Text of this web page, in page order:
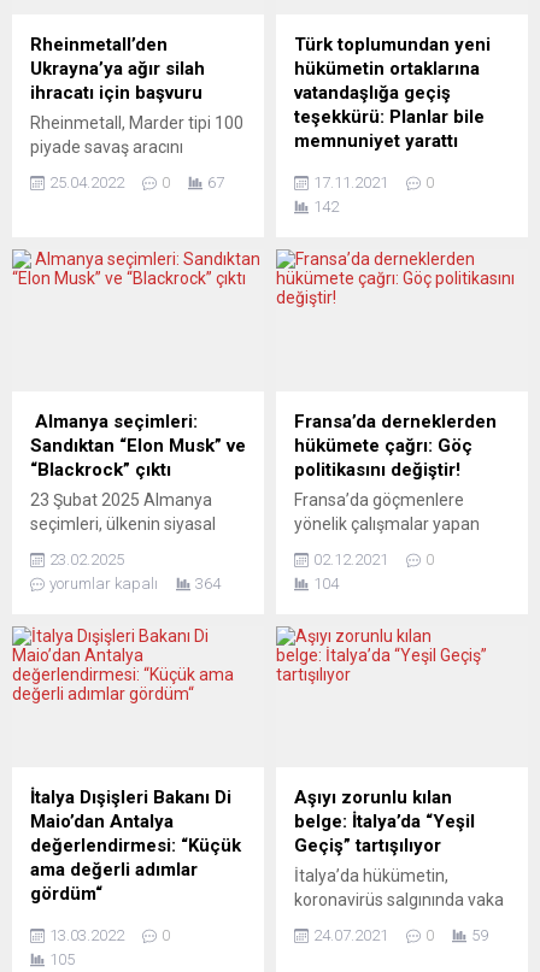
Rheinmetall’den
Ukrayna’ya ağır silah
ihracatı için başvuru
Rheinmetall, Marder tipi 100
piyade savaş aracını
hükümetten onay istedi.
silah gönderme konusunda
net bir duruş sergilemesini
Marder tipi 100 eski piyade
savaş aracını Ukrayna’ya
ihraç...
25.04.2022 0 67
Türk toplumundan yeni
hükümetin ortaklarına
vatandaşlığa geçiş
teşekkürü: Planlar bile
memnuniyet yarattı
toplumu (TBB) gelecek
hafta koalisyon sözleşmesi
gelecekteli hükümet
ortaklarına vatandaşlığa
koalisyon ortaklarının
önümüzdeki yıllarda, önceki
yıllara kıyasla çok daha fazla
kişiyi vatandaşlığa almak
istemelerini memnuniyetle
karşılıyoruz” ifadesine yer
verdi. TBB sözcüsü Safter
Çınar, şu açıklamalarda...
17.11.2021
0
142
Almanya seçimleri:
Sandıktan “Elon Musk” ve
“Blackrock” çıktı
23 Şubat 2025 Almanya
seçimleri, ülkenin siyasal
bir tablo ortaya koydu.
Seçmen, hem sağa hem de
şekilde “evet” dedi. Hıristiyan
Demokrat Birlik (CDU) ve
Hıristiyan Sosyal Birlik (CSU)
başbakan adayı ve
BlackRock’ın eski...
23.02.2025
yorumlar kapalı
364
Fransa’da derneklerden
hükümete çağrı: Göç
politikasını değiştir!
Fransa’da göçmenlere
yönelik çalışmalar yapan
kuruluşlarının yetkilileri,
Manş Denizi’nde 27
kaybetmesinin ardından
hükümete göç politikasını
Fransa Şubesi, Sınır
Tanımayan Doktorlar (MSF)
ve Utopia 56’nın bulunduğu
çok sayıda dernek ve sivil
toplum...
02.12.2021
0
104
İtalya Dışişleri Bakanı Di
Maio’dan Antalya
değerlendirmesi: “Küçük
ama değerli adımlar
gördüm“
Maio, Rusya Dışişleri Bakanı
13.03.2022
0
105
Aşıyı zorunlu kılan
belge: İtalya’da “Yeşil
Geçiş” tartışılıyor
İtalya’da hükümetin,
koronavirüs salgınında vaka
için sosyal faaliyetlerde aşıyı
24.07.2021 0 59